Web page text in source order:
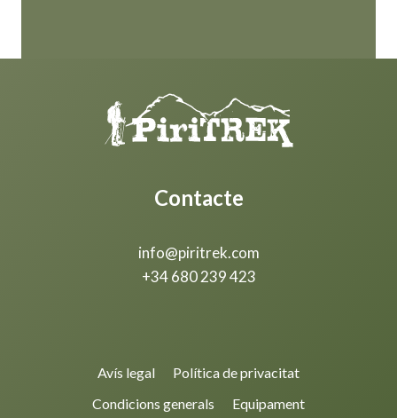
Contacte
info@piritrek.com
+34 680 239 423
Avís legal
Política de privacitat
Condicions generals
Equipament